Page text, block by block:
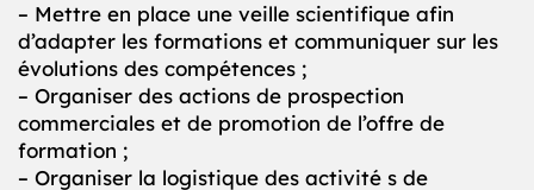
– Mettre en place une veille scientifique afin
d’adapter les formations et communiquer sur les
évolutions des compétences ;
– Organiser des actions de prospection
commerciales et de promotion de l’offre de
formation ;
– Organiser la logistique des activité s de